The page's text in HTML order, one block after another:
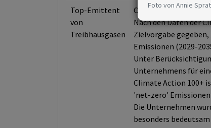
Top-Emittent
von
Treibhausgasen
Cemex ist einer der
Nach den Daten der
Zielvorgabe
Emissionen (2029-
Unter
Unternehmens für
Climate Action 100+
'net-zero'
Die Unternehmen
besonders
Foto von Annie